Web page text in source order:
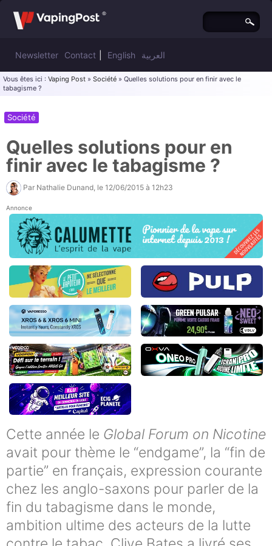
Newsletter Contact English العربية
Vous êtes ici : Vaping Post » Société » Quelles solutions pour en finir avec le
tabagisme ?
Société
Quelles solutions pour en
finir avec le tabagisme ?
Par Nathalie Dunand , le 12/06/2015 à 12h23
Annonce
Cette année le Global Forum on Nicotine
avait pour thème le “endgame”, la “fin de
partie” en français, expression courante
chez les anglo-saxons pour parler de la
fin du tabagisme dans le monde,
ambition ultime des acteurs de la lutte